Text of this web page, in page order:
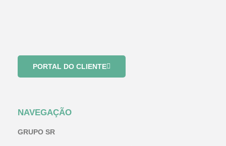
PORTAL DO CLIENTE
NAVEGAÇÃO
GRUPO SR